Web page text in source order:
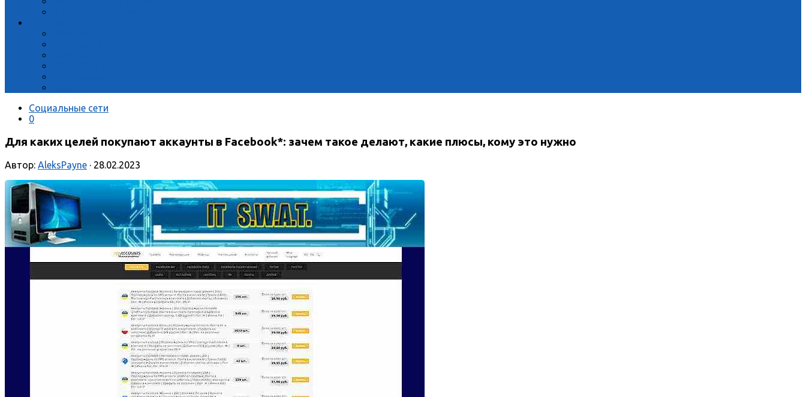
Социальные сети
0
Для каких целей покупают аккаунты в Facebook*: зачем такое делают, какие плюсы, кому это нужно
Автор: AleksPayne · 28.02.2023